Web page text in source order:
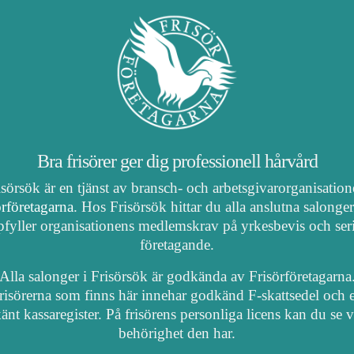
Bra frisörer ger dig professionell hårvård
är en tjänst av bransch- och
. Hos Frisörsök hittar du alla anslutna
organisationens medlemskrav på yrkesbevis och
företagande.
Alla salonger i Frisörsök är godkända av
som finns här innehar godkänd F-skattsedel och
kassaregister. På frisörens personliga licens kan du se
behörighet den har.